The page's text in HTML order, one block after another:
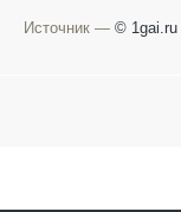
Источник — © 1gai.ru